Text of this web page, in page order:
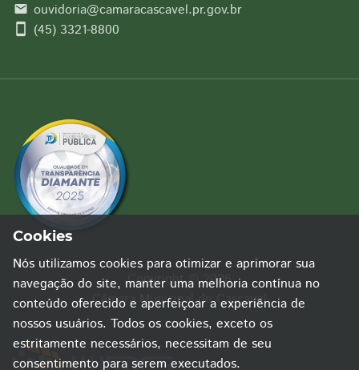
email ouvidoria@camaracascavel.pr.gov.br
smartphone (45) 3321-8800
Copyright © 2026
Câmara Municipal de Cascavel
Cookies
Nós utilizamos cookies para otimizar e aprimorar sua
navegação do site, manter uma melhoria contínua no
conteúdo oferecido e aperfeiçoar a experiência de
nossos usuários. Todos os cookies, exceto os
estritamente necessários, necessitam de seu
consentimento para serem executados.